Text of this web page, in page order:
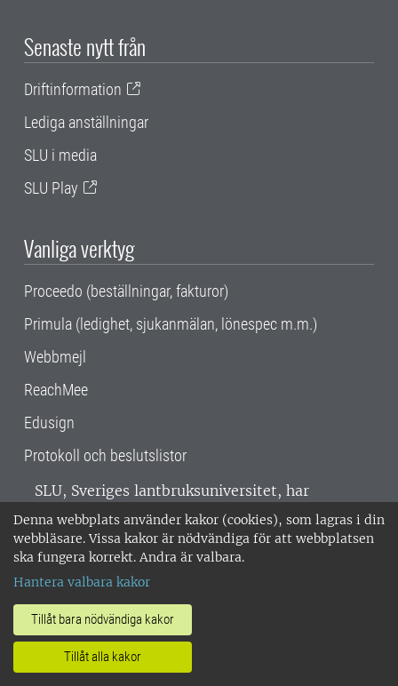
Denna webbplats använder kakor (cookies), som lagras i din
webbläsare. Vissa kakor är nödvändiga för att webbplatsen
ska fungera korrekt. Andra är valbara.
Hantera valbara kakor
Tillåt bara nödvändiga kakor
Tillåt alla kakor
Senaste nytt från
Driftinformation
Lediga anställningar
SLU i media
SLU Play
Vanliga verktyg
Proceedo (beställningar, fakturor)
Primula (ledighet, sjukanmälan, lönespec m.m.)
Webbmejl
ReachMee
Edusign
Protokoll och beslutslistor
SLU, Sveriges lantbruksuniversitet, har
verksamhet över hela Sverige. Huvudorter är
Alnarp, Uppsala och Umeå.SLU är
miljöcertifierat enligt ISO 14001. •
018-67 10 00 • Org nr: 202100-2817 •
Om SLU:s webbplatser
•Hantera kakor•Behandling av
personuppgifter